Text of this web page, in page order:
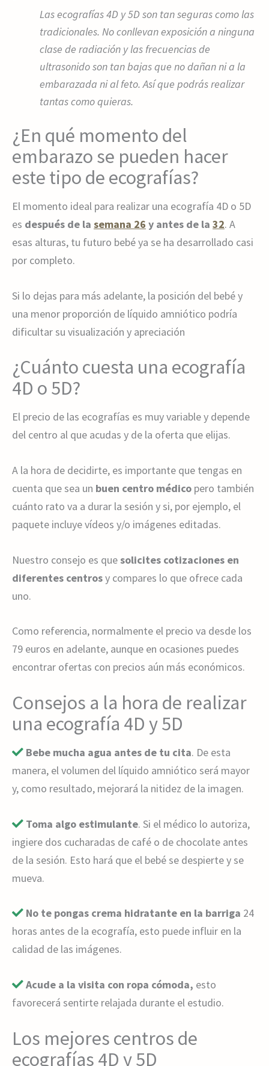
Las ecografías 4D y 5D son tan seguras como las
tradicionales. No conllevan exposición a ninguna
clase de radiación y las frecuencias de
ultrasonido son tan bajas que no dañan ni a la
embarazada ni al feto. Así que podrás realizar
tantas como quieras.
¿En qué momento del
embarazo se pueden hacer
este tipo de ecografías?
El momento ideal para realizar una ecografía 4D o 5D
es después de la semana 26 y antes de la 32. A
esas alturas, tu futuro bebé ya se ha desarrollado casi
por completo.
Si lo dejas para más adelante, la posición del bebé y
una menor proporción de líquido amniótico podría
dificultar su visualización y apreciación
¿Cuánto cuesta una ecografía
4D o 5D?
El precio de las ecografías es muy variable y depende
del centro al que acudas y de la oferta que elijas.
A la hora de decidirte, es importante que tengas en
cuenta que sea un buen centro médico pero también
cuánto rato va a durar la sesión y si, por ejemplo, el
paquete incluye vídeos y/o imágenes editadas.
Nuestro consejo es quesolicites cotizaciones en
diferentes centrosy compares lo que ofrece cada
uno.
Como referencia, normalmente el precio va desde los
79 euros en adelante, aunque en ocasiones puedes
encontrar ofertas con precios aún más económicos.
Consejos a la hora de realizar
una ecografía 4D y 5D
Bebe mucha agua antes de tu cita. De esta
manera, el volumen del líquido amniótico será mayor
y, como resultado, mejorará la nitidez de la imagen.
Toma algo estimulante. Si el médico lo autoriza,
ingiere dos cucharadas de café o de chocolate antes
de la sesión. Esto hará que el bebé se despierte y se
mueva.
No te pongas crema hidratante en la barriga 24
horas antes de la ecografía, esto puede influir en la
calidad de las imágenes.
Acude a la visita con ropa cómoda, esto
favorecerá sentirte relajada durante el estudio.
Los mejores centros de
ecografías 4D y 5D